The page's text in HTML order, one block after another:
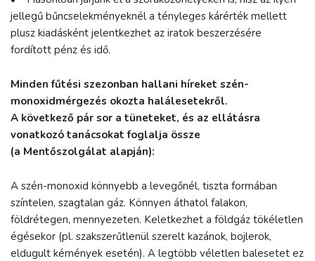
jellegű bűncselekményeknél a tényleges kárérték mellett
plusz kiadásként jelentkezhet az iratok beszerzésére
fordított pénz és idő.
Minden fűtési szezonban hallani híreket szén-
monoxidmérgezés okozta halálesetekről.
A következő pár sor a tüneteket, és az ellátásra
vonatkozó tanácsokat foglalja össze
(a Mentőszolgálat alapján):
A szén-monoxid könnyebb a levegőnél, tiszta formában
színtelen, szagtalan gáz. Könnyen áthatol falakon,
földrétegen, mennyezeten. Keletkezhet a földgáz tökéletlen
égésekor (pl. szakszerűtlenül szerelt kazánok, bojlerok,
eldugult kémények esetén). A legtöbb véletlen balesetet ez